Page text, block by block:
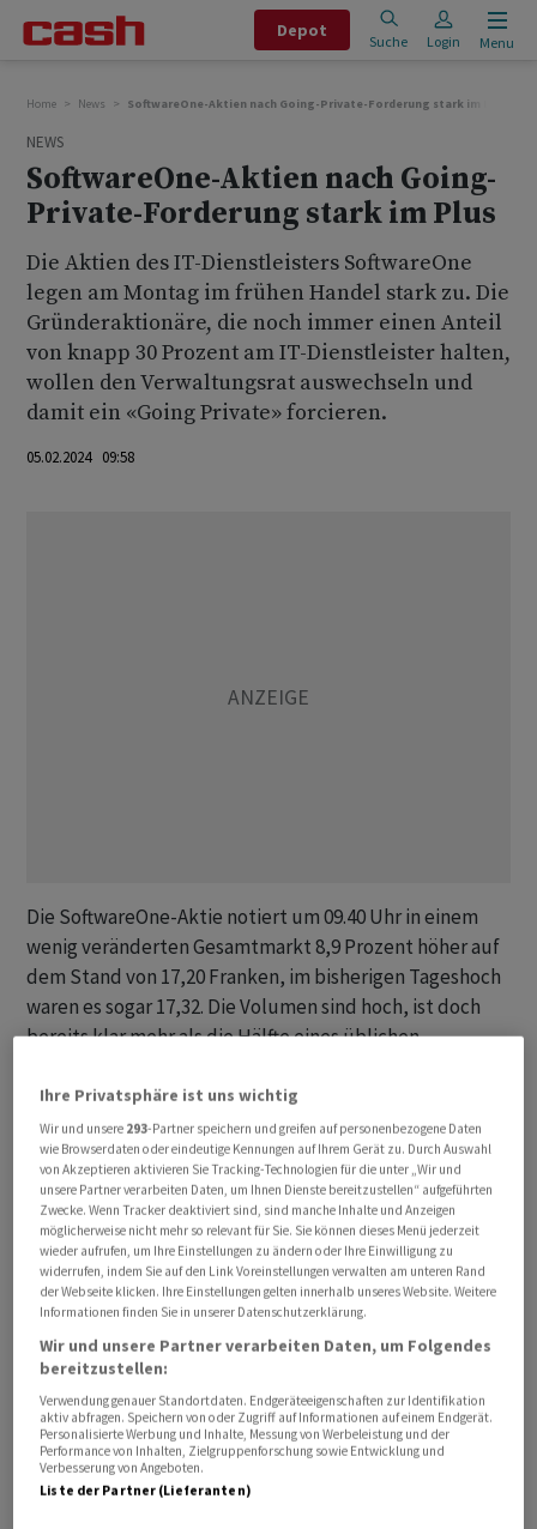
Depot
Suche Login Menu
Home News SoftwareOne-Aktien nach Going-Private-Forderung stark im Plus
NEWS
SoftwareOne-Aktien nach Going-
Private-Forderung stark im Plus
Die Aktien des IT-Dienstleisters SoftwareOne
legen am Montag im frühen Handel stark zu. Die
Gründeraktionäre, die noch immer einen Anteil
von knapp 30 Prozent am IT-Dienstleister halten,
wollen den Verwaltungsrat auswechseln und
damit ein «Going Private» forcieren.
05.02.2024 09:58
Die SoftwareOne-Aktie notiert um 09.40 Uhr in einem
wenig veränderten Gesamtmarkt 8,9 Prozent höher auf
dem Stand von 17,20 Franken, im bisherigen Tageshoch
waren es sogar 17,32. Die Volumen sind hoch, ist doch
bereits klar mehr als die Hälfte eines üblichen
Hintergrund des Anstiegs ist ein früheres Angebot der
Private Equity Gesellschaft Bain Capital für ein Going
Private von SoftwareOne. Bain hatte zuletzt 18,80
Franken pro SoftwareOne-Aktie geboten, aber der
Verwaltungsrat lehnte dies nach einer längeren
strategischen Überprüfung Mitte Januar ab.
Nun wollen die Gründeraktionäre um Daniel von
Stockar den Verwaltungsratspräsidenten anlässlich
einer ausserordentlichen Generalversammlung
absetzen und neue Mitglieder in das Gremium wählen
lassen. Sie geben sich überzeugt, dass SoftwareOne in
einer nächsten Phase in einem privaten Umfeld besser
Ihre Privatsphäre ist uns wichtig
Wir und unsere 293-Partner speichern und greifen auf personenbezogene Daten
wie Browserdaten oder eindeutige Kennungen auf Ihrem Gerät zu. Durch Auswahl
von Akzeptieren aktivieren Sie Tracking-Technologien für die unter „Wir und
unsere Partner verarbeiten Daten, um Ihnen Dienste bereitzustellen“ aufgeführten
Zwecke. Wenn Tracker deaktiviert sind, sind manche Inhalte und Anzeigen
möglicherweise nicht mehr so relevant für Sie. Sie können dieses Menü jederzeit
wieder aufrufen, um Ihre Einstellungen zu ändern oder Ihre Einwilligung zu
widerrufen, indem Sie auf den Link Voreinstellungen verwalten am unteren Rand
der Webseite klicken. Ihre Einstellungen gelten innerhalb unseres Website. Weitere
Informationen finden Sie in unserer Datenschutzerklärung.
Wir und unsere Partner verarbeiten Daten, um Folgendes
bereitzustellen:
Verwendung genauer Standortdaten. Endgeräteeigenschaften zur Identifikation
aktiv abfragen. Speichern von oder Zugriff auf Informationen auf einem Endgerät.
Personalisierte Werbung und Inhalte, Messung von Werbeleistung und der
Performance von Inhalten, Zielgruppenforschung sowie Entwicklung und
Verbesserung von Angeboten.
Liste der Partner (Lieferanten)